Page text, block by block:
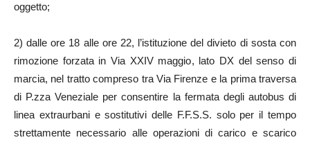
oggetto;
2) dalle ore 18 alle ore 22, l’istituzione del divieto di sosta con
rimozione forzata in Via XXIV maggio, lato DX del senso di
marcia, nel tratto compreso tra Via Firenze e la prima traversa
di P.zza Veneziale per consentire la fermata degli autobus di
linea extraurbani e sostitutivi delle F.F.S.S. solo per il tempo
strettamente necessario alle operazioni di carico e scarico